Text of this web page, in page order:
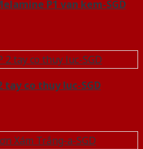
P1 van kem-SGD
tay co thuy luc-SGD